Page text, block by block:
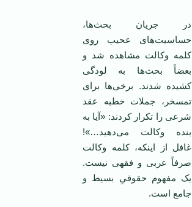
در جریان بحث‌ها،
حساسیت‌های عحیب روی
کلمه وکالت مشاهده شد و
بعضاً بحث‌ها به لودگی
کشیده شدند. برخی‌ها برای
تمسخر، جملات خطبه عقد
شرعی را تکرار کردند: «آیا به
بنده وکالت می‌دهید…»!
غافل از اینکه، کلمه وکالت
صرفاً عربی و فقهی نیست.
یک مفهوم حقوقیِ بسیط و
جامع است.